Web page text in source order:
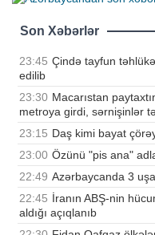
Son Xəbərlər
23:45 Çində tayfun
edilib
23:30 Macarıstan
metroya girdi, sərnişinlər
23:15 Daş kimi bayat
23:00 Özünü "pis ana"
22:49 Azərbaycanda 3
22:45 İranın ABŞ-nin
aldığı açıqlanıb